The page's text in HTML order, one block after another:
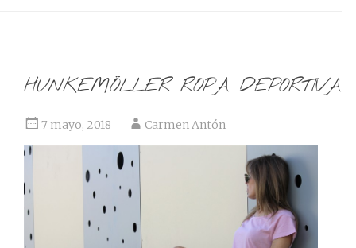
HUNKEMÖLLER ROPA DEPORTIVA
7 mayo, 2018 Carmen Antón